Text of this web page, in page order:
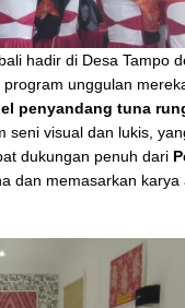
hadir di Desa Tampo
unggulan
penyandang tuna
seni visual dan lukis,
dukungan penuh dari
dan memasarkan